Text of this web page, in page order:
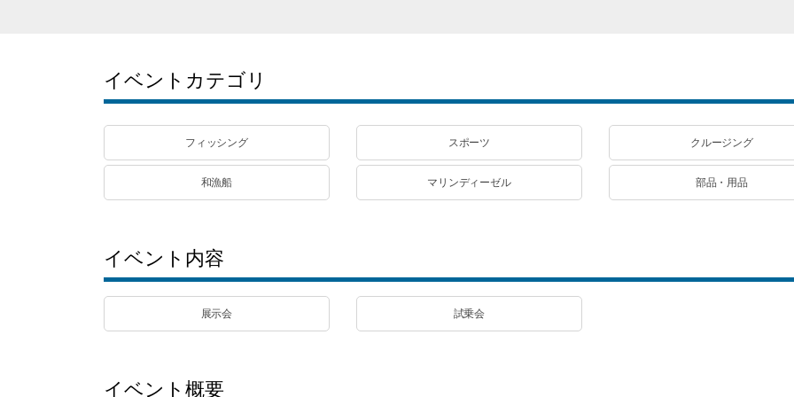
イベントカテゴリ
フィッシング スポーツ クルージング
和漁船 マリンディーゼル 部品・用品
イベント内容
展示会 試乗会
イベント概要